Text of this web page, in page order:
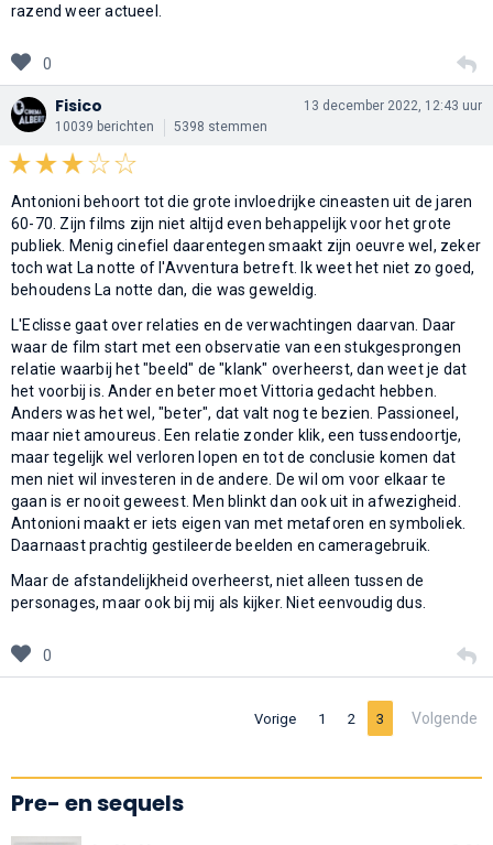
razend weer actueel.
0
Fisico
10039 berichten 5398 stemmen
13 december 2022, 12:43 uur
Antonioni behoort tot die grote invloedrijke cineasten uit de jaren
60-70. Zijn films zijn niet altijd even behappelijk voor het grote
publiek. Menig cinefiel daarentegen smaakt zijn oeuvre wel, zeker
toch wat La notte of l'Avventura betreft. Ik weet het niet zo goed,
behoudens La notte dan, die was geweldig.
L'Eclisse gaat over relaties en de verwachtingen daarvan. Daar
waar de film start met een observatie van een stukgesprongen
relatie waarbij het "beeld" de "klank" overheerst, dan weet je dat
het voorbij is. Ander en beter moet Vittoria gedacht hebben.
Anders was het wel, "beter", dat valt nog te bezien. Passioneel,
maar niet amoureus. Een relatie zonder klik, een tussendoortje,
maar tegelijk wel verloren lopen en tot de conclusie komen dat
men niet wil investeren in de andere. De wil om voor elkaar te
gaan is er nooit geweest. Men blinkt dan ook uit in afwezigheid.
Antonioni maakt er iets eigen van met metaforen en symboliek.
Daarnaast prachtig gestileerde beelden en cameragebruik.
Maar de afstandelijkheid overheerst, niet alleen tussen de
personages, maar ook bij mij als kijker. Niet eenvoudig dus.
0
Vorige 1 2 3 Volgende
Pre- en sequels